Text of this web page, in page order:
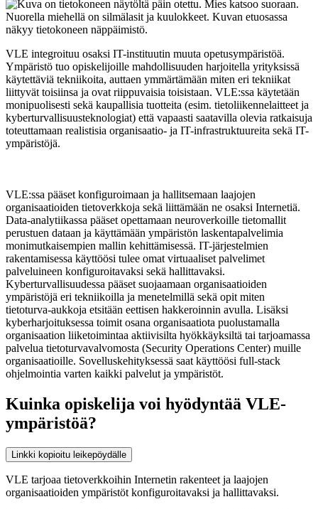
VLE integroituu osaksi IT-instituutin muuta opetusympäristöä.
Ympäristö tuo opiskelijoille mahdollisuuden harjoitella yrityksissä
käytettäviä tekniikoita, auttaen ymmärtämään miten eri tekniikat
liittyvät toisiinsa ja ovat riippuvaisia toisistaan. VLE:ssa käytetään
monipuolisesti sekä kaupallisia tuotteita (esim. tietoliikennelaitteet ja
kyberturvallisuusteknologiat) että vapaasti saatavilla olevia ratkaisuja
toteuttamaan realistisia organisaatio- ja IT-infrastruktuureita sekä IT-
ympäristöjä.
VLE:ssa pääset konfiguroimaan ja hallitsemaan laajojen
organisaatioiden tietoverkkoja sekä liittämään ne osaksi Internetiä.
Data-analytiikassa pääset opettamaan neuroverkoille tietomallit
perustuen dataan ja käyttämään ympäristön laskentapalvelimia
monimutkaisempien mallin kehittämisessä. IT-järjestelmien
rakentamisessa käyttöösi tulee omat virtuaaliset palvelimet
palveluineen konfiguroitavaksi sekä hallittavaksi.
Kyberturvallisuudessa pääset suojaamaan organisaatioiden
ympäristöjä eri tekniikoilla ja menetelmillä sekä opit miten
tietoturva-aukkoja etsitään eettisen hakkeroinnin avulla. Lisäksi
kyberharjoituksessa toimit osana organisaatiota puolustamalla
organisaation liiketoimintaa aktiivisilta hyökkäyksiltä tai tarjoamassa
palvelua tietoturvavalvomosta (Security Operations Center) muille
organisaatioille. Sovelluskehityksessä saat käyttöösi full-stack
ohjelmointia varten kaikki palvelut ja ympäristöt.
Kuinka opiskelija voi hyödyntää VLE-
ympäristöä?
Linkki kopioitu leikepöydälle
VLE tarjoaa tietoverkkoihin Internetin rakenteet ja laajojen
organisaatioiden ympäristöt konfiguroitavaksi ja hallittavaksi.